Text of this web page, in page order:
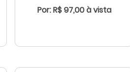
Por: R$ 97,00 à vista